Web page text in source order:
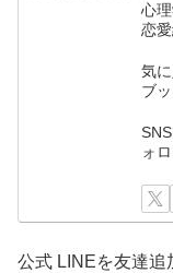
心
恋
気
ブ
ォ
公式 LINEを友達追